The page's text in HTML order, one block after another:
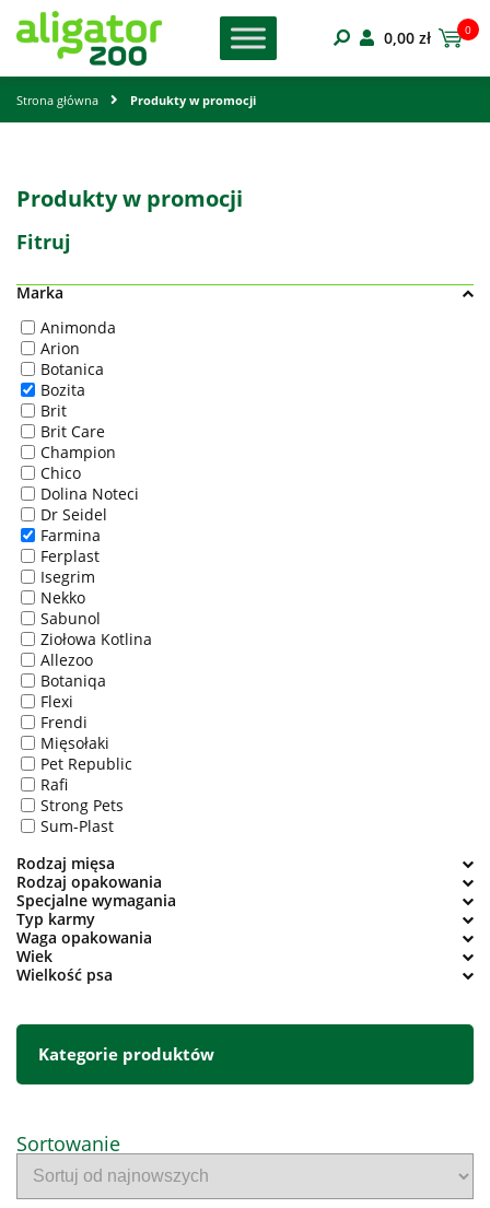
0,00 zł 0
Strona główna Produkty w promocji
Produkty w promocji
Fitruj
Marka
Animonda
Arion
Botanica
Bozita
Brit
Brit Care
Champion
Chico
Dolina Noteci
Dr Seidel
Farmina
Ferplast
Isegrim
Nekko
Sabunol
Ziołowa Kotlina
Allezoo
Botaniqa
Flexi
Frendi
Mięsołaki
Pet Republic
Rafi
Strong Pets
Sum-Plast
Rodzaj mięsa
Rodzaj opakowania
Specjalne wymagania
Typ karmy
Waga opakowania
Wiek
Wielkość psa
Kategorie produktów
Sortowanie